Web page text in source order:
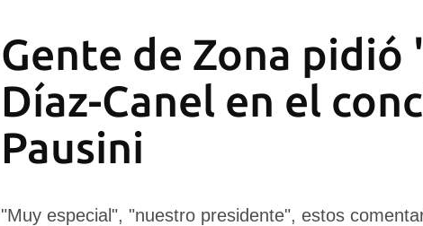
Gente de Zona pidió
Díaz-Canel en el
Pausini
"Muy especial", "nuestro presidente", estos